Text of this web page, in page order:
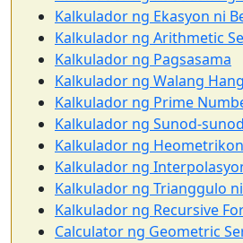
Kalkulador ng Ekasyon ni
Kalkulador ng Arithmetic
Kalkulador ng Pagsasama
Kalkulador ng Walang
Kalkulador ng Prime
Kalkulador ng Sunod-
Kalkulador ng
Kalkulador ng
Kalkulador ng Trianggulo
Kalkulador ng Recursive
Calculator ng Geometric